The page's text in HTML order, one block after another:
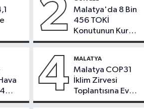
2
Malatya'da 8 Bin
456 TOKİ
Konutunun Kurası
Bugün Çekiliyor
4 MALATYA
Malatya COP31
İklim Zirvesi
Toplantısına Ev
Sahipliği Yaptı